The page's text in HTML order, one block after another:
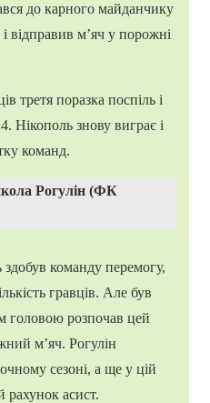
до карного майданчику
відправив м’яч у порожні
третя поразка поспіль і
Нікополь знову виграє і
команд.
Рогулін (ФК
команду перемогу,
гравців. Але був
головою розпочав цей
м’яч. Рогулін
сезоні, а ще у цій
рахунок асист.